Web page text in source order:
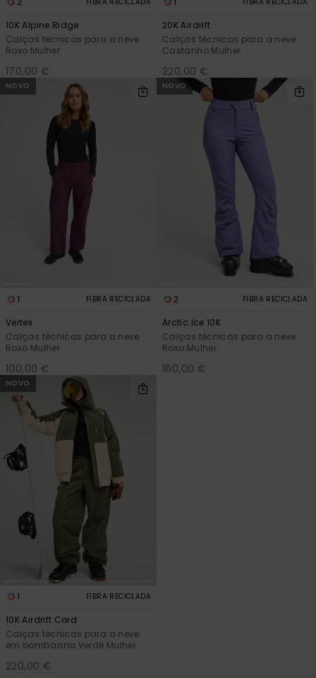
10K Alpine Ridge
Calças técnicas para a neve
Roxo Mulher
170,00 €
20K Airdrift
Calças técnicas para a neve
Castanho Mulher
220,00 €
NOVO
1 FIBRA RECICLADA
Vertex
Calças técnicas para a neve
Roxo Mulher
100,00 €
NOVO
2 FIBRA RECICLADA
Arctic Ice 10K
Calças técnicas para a neve
Roxo Mulher
160,00 €
NOVO
1 FIBRA RECICLADA
10K Airdrift Cord
Calças técnicas para a neve
em bombazina Verde Mulher
220,00 €